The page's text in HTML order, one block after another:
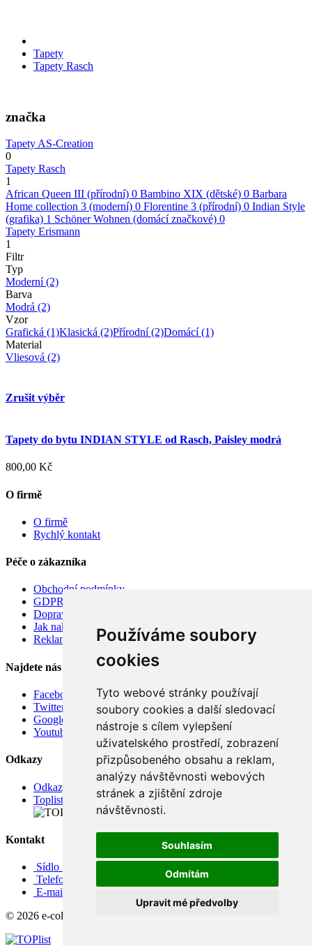
Používáme soubory
cookies
Tyto webové stránky používají
soubory cookies a další sledovací
nástroje s cílem vylepšení
uživatelského prostředí, zobrazení
přizpůsobeného obsahu a reklam,
analýzy návštěvnosti webových
stránek a zjištění zdroje
návštěvnosti.
Souhlasím
Odmítám
Upravit mé předvolby
Tapety
Tapety Rasch
značka
Tapety AS-Creation
0
Tapety Rasch
1
African Queen III (přírodní) 0 Bambino XIX (dětské) 0 Barbara
Home collection 3 (moderní) 0 Florentine 3 (přírodní) 0 Indian Style
(grafika) 1 Schöner Wohnen (domácí značkové) 0
Tapety Erismann
1
Filtr
Typ
Moderní(2)
Barva
Modrá (2)
Vzor
Grafická (1)Klasická (2)Přírodní(2)Domácí(1)
Material
Vliesová (2)
Zrušit výběr
Tapety do bytu INDIAN STYLE od Rasch, Paisley modrá
800,00 Kč
O firmě
O firmě
Rychlý kontakt
Péče o zákazníka
Obchodní podmínky
GDPR
Doprava
Jak nakupovat
Reklamace
Najdete nás
Facebook
Twitter
Google
Youtube
Odkazy
Odkazy
Toplist
Kontakt
Sídlo firmy: Boženy Němcové 739/1, Svitavy 568 02, CZ
Telefon: +420 608 449 590
E-mail: info@e-color.cz
© 2026 e-color.cz